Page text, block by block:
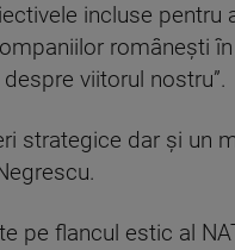
incluse pentru
româneşti în
viitorul nostru”.
strategice dar şi un
pe flancul estic al